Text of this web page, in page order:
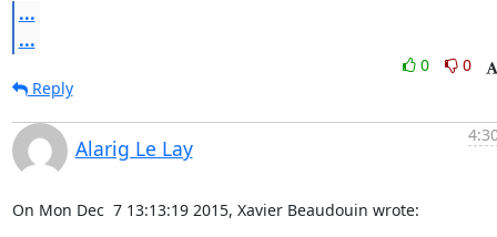
...
...
0
0
Reply
Alarig Le Lay
On Mon Dec  7 13:13:19 2015, Xavier Beaudouin wrote: